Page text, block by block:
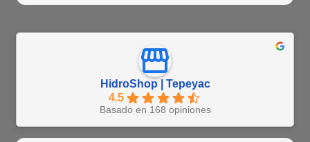
HidroShop | Tepeyac
4.5
Basado en 168 opiniones